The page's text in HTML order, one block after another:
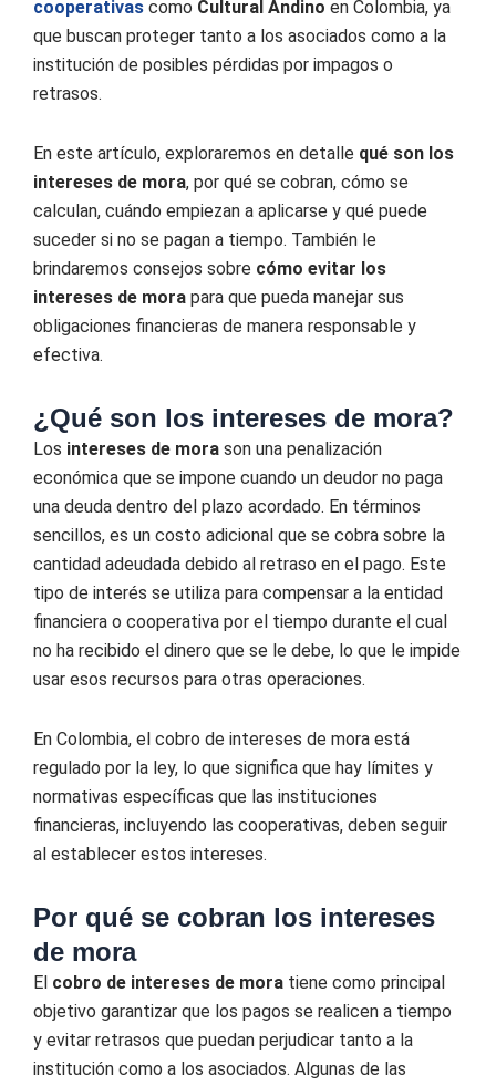
cooperativas como Cultural Andino en Colombia, ya
que buscan proteger tanto a los asociados como a la
institución de posibles pérdidas por impagos o
retrasos.
En este artículo, exploraremos en detalle qué son los
intereses de mora, por qué se cobran, cómo se
calculan, cuándo empiezan a aplicarse y qué puede
suceder si no se pagan a tiempo. También le
brindaremos consejos sobre cómo evitar los
intereses de mora para que pueda manejar sus
obligaciones financieras de manera responsable y
efectiva.
¿Qué son los intereses de mora?
Los intereses de mora son una penalización
económica que se impone cuando un deudor no paga
una deuda dentro del plazo acordado. En términos
sencillos, es un costo adicional que se cobra sobre la
cantidad adeudada debido al retraso en el pago. Este
tipo de interés se utiliza para compensar a la entidad
financiera o cooperativa por el tiempo durante el cual
no ha recibido el dinero que se le debe, lo que le impide
usar esos recursos para otras operaciones.
En Colombia, el cobro de intereses de mora está
regulado por la ley, lo que significa que hay límites y
normativas específicas que las instituciones
financieras, incluyendo las cooperativas, deben seguir
al establecer estos intereses.
Por qué se cobran los intereses
de mora
El cobro de intereses de mora tiene como principal
objetivo garantizar que los pagos se realicen a tiempo
y evitar retrasos que puedan perjudicar tanto a la
institución como a los asociados. Algunas de las